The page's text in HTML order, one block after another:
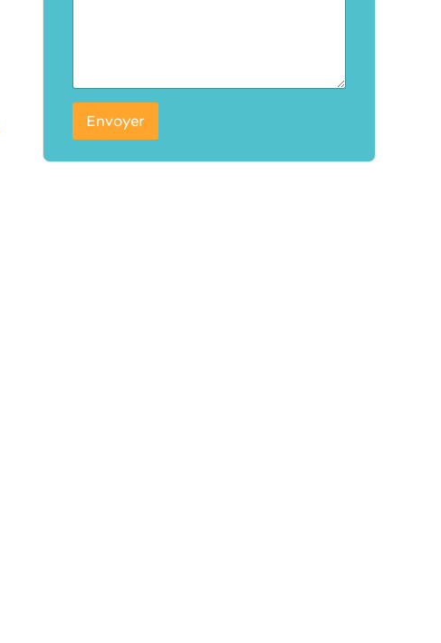
Envoyer